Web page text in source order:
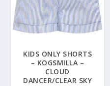
KIDS ONLY SHORTS
– KOGSMILLA –
CLOUD
DANCER/CLEAR SKY